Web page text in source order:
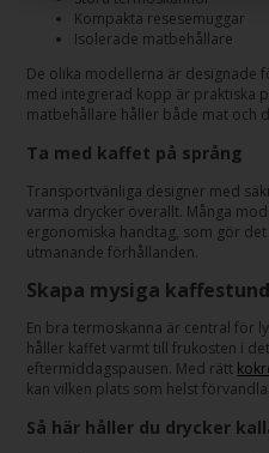
Kompakta resesemuggar
Isolerade matbehållare
De olika modellerna är designade
med integrerad kopp är praktiska
matbehållare håller både mat och
Ta med kaffet på språng
Transportvänliga designer med
varma drycker överallt. Många
ergonomiska handtag, som gör
utmanande förhållanden.
Skapa mysiga
En bra termoskanna är central för
håller kaffet varmt till frukosten i
eftermiddagspausen. Med rätt
kan vilken plats som helst
Så här håller du drycker